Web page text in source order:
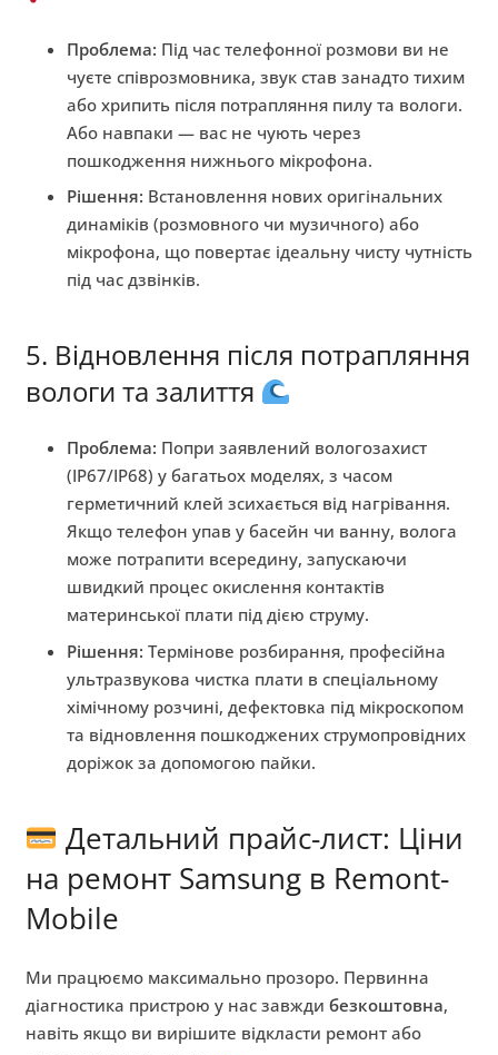
Проблема: Під час телефонної розмови ви не
чуєте співрозмовника, звук став занадто тихим
або хрипить після потрапляння пилу та вологи.
Або навпаки — вас не чують через
пошкодження нижнього мікрофона.
Рішення: Встановлення нових оригінальних
динаміків (розмовного чи музичного) або
мікрофона, що повертає ідеальну чисту чутність
під час дзвінків.
5. Відновлення після потрапляння
вологи та залиття
Проблема: Попри заявлений вологозахист
(IP67/IP68) у багатьох моделях, з часом
герметичний клей зсихається від нагрівання.
Якщо телефон упав у басейн чи ванну, волога
може потрапити всередину, запускаючи
швидкий процес окислення контактів
материнської плати під дією струму.
Рішення: Термінове розбирання, професійна
ультразвукова чистка плати в спеціальному
хімічному розчині, дефектовка під мікроскопом
та відновлення пошкоджених струмопровідних
доріжок за допомогою пайки.
Детальний прайс-лист: Ціни
на ремонт Samsung в Remont-
Mobile
Ми працюємо максимально прозоро. Первинна
діагностика пристрою у нас завжди безкоштовна,
навіть якщо ви вирішите відкласти ремонт або